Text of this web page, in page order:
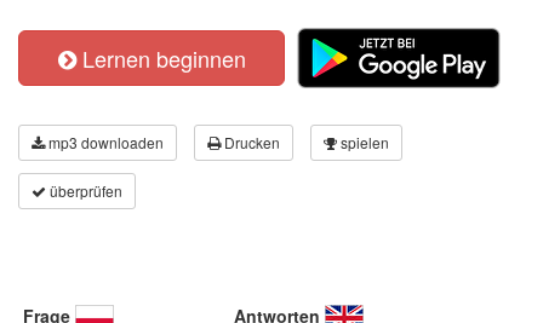
Lernen beginnen
mp3 downloaden Drucken spielen
überprüfen
Frage Antworten